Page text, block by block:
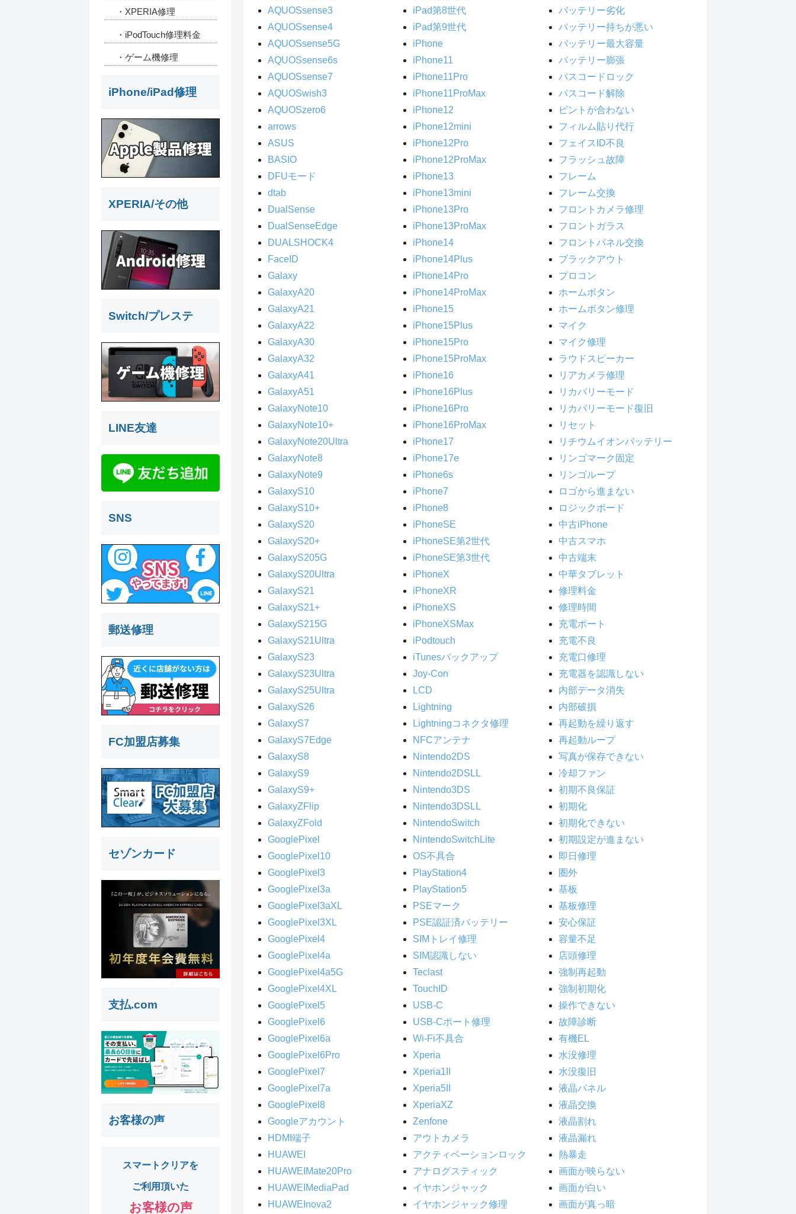
AQUOSsense3
AQUOSsense4
AQUOSsense5G
AQUOSsense6s
AQUOSsense7
AQUOSwish3
AQUOSzero6
arrows
ASUS
BASIO
DFUモード
dtab
DualSense
DualSenseEdge
DUALSHOCK4
FaceID
Galaxy
GalaxyA20
GalaxyA21
GalaxyA22
GalaxyA30
GalaxyA32
GalaxyA41
GalaxyA51
GalaxyNote10
GalaxyNote10+
GalaxyNote20Ultra
GalaxyNote8
GalaxyNote9
GalaxyS10
GalaxyS10+
GalaxyS20
GalaxyS20+
GalaxyS205G
GalaxyS20Ultra
GalaxyS21
GalaxyS21+
GalaxyS215G
GalaxyS21Ultra
GalaxyS23
GalaxyS23Ultra
GalaxyS25Ultra
GalaxyS26
GalaxyS7
GalaxyS7Edge
GalaxyS8
GalaxyS9
GalaxyS9+
GalaxyZFlip
GalaxyZFold
GooglePixel
GooglePixel10
GooglePixel3
GooglePixel3a
GooglePixel3aXL
GooglePixel3XL
GooglePixel4
GooglePixel4a
GooglePixel4a5G
GooglePixel4XL
GooglePixel5
GooglePixel6
GooglePixel6a
GooglePixel6Pro
GooglePixel7
GooglePixel7a
GooglePixel8
Googleアカウント
HDMI端子
HUAWEI
HUAWEIMate20Pro
HUAWEIMediaPad
HUAWEInova2
iPad第8世代
iPad第9世代
iPhone
iPhone11
iPhone11Pro
iPhone11ProMax
iPhone12
iPhone12mini
iPhone12Pro
iPhone12ProMax
iPhone13
iPhone13mini
iPhone13Pro
iPhone13ProMax
iPhone14
iPhone14Plus
iPhone14Pro
iPhone14ProMax
iPhone15
iPhone15Plus
iPhone15Pro
iPhone15ProMax
iPhone16
iPhone16Plus
iPhone16Pro
iPhone16ProMax
iPhone17
iPhone17e
iPhone6s
iPhone7
iPhone8
iPhoneSE
iPhoneSE第2世代
iPhoneSE第3世代
iPhoneX
iPhoneXR
iPhoneXS
iPhoneXSMax
iPodtouch
iTunesバックアップ
Joy-Con
LCD
Lightning
Lightningコネクタ修理
NFCアンテナ
Nintendo2DS
Nintendo2DSLL
Nintendo3DS
Nintendo3DSLL
NintendoSwitch
NintendoSwitchLite
OS不具合
PlayStation4
PlayStation5
PSEマーク
PSE認証済バッテリー
SIMトレイ修理
SIM認識しない
Teclast
TouchID
USB-C
USB-Cポート修理
Wi-Fi不具合
Xperia
Xperia1II
Xperia5II
XperiaXZ
Zenfone
アウトカメラ
アクティベーションロック
アナログスティック
イヤホンジャック
イヤホンジャック修理
バッテリー劣化
バッテリー持ちが悪い
バッテリー最大容量
バッテリー膨張
パスコードロック
パスコード解除
ピントが合わない
フィルム貼り代行
フェイスID不良
フラッシュ故障
フレーム
フレーム交換
フロントカメラ修理
フロントガラス
フロントパネル交換
ブラックアウト
プロコン
ホームボタン
ホームボタン修理
マイク
マイク修理
ラウドスピーカー
リアカメラ修理
リカバリーモード
リカバリーモード復旧
リセット
リチウムイオンバッテリー
リンゴマーク固定
リンゴループ
ロゴから進まない
ロジックボード
中古iPhone
中古スマホ
中古端末
中華タブレット
修理料金
修理時間
充電ポート
充電不良
充電口修理
充電器を認識しない
内部データ消失
内部破損
再起動を繰り返す
再起動ループ
写真が保存できない
冷却ファン
初期不良保証
初期化
初期化できない
初期設定が進まない
即日修理
圏外
基板
基板修理
安心保証
容量不足
店頭修理
強制再起動
強制初期化
操作できない
故障診断
有機EL
水没修理
水没復旧
液晶パネル
液晶交換
液晶割れ
液晶漏れ
熱暴走
画面が映らない
画面が白い
画面が真っ暗
・XPERIA修理
・iPodTouch修理料金
・ゲーム機修理
iPhone/iPad修理
XPERIA/その他
Switch/プレステ
LINE友達
SNS
郵送修理
FC加盟店募集
セゾンカード
支払.com
お客様の声
スマートクリアを
ご利用頂いた
お客様の声